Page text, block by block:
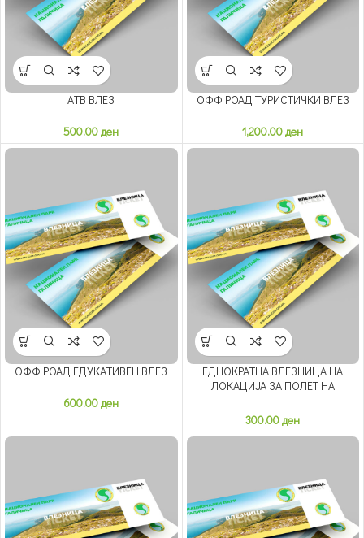
АТВ ВЛЕЗ
500.00ден
ОФФ РОАД ТУРИСТИЧКИ ВЛЕЗ
1,200.00ден
ОФФ РОАД ЕДУКАТИВЕН ВЛЕЗ
600.00ден
ЕДНОКРАТНА ВЛЕЗНИЦА НА
ЛОКАЦИЈА ЗА ПОЛЕТ НА
300.00ден